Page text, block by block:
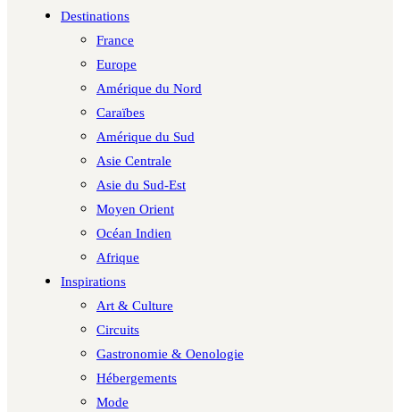
Destinations
France
Europe
Amérique du Nord
Caraïbes
Amérique du Sud
Asie Centrale
Asie du Sud-Est
Moyen Orient
Océan Indien
Afrique
Inspirations
Art & Culture
Circuits
Gastronomie & Oenologie
Hébergements
Mode